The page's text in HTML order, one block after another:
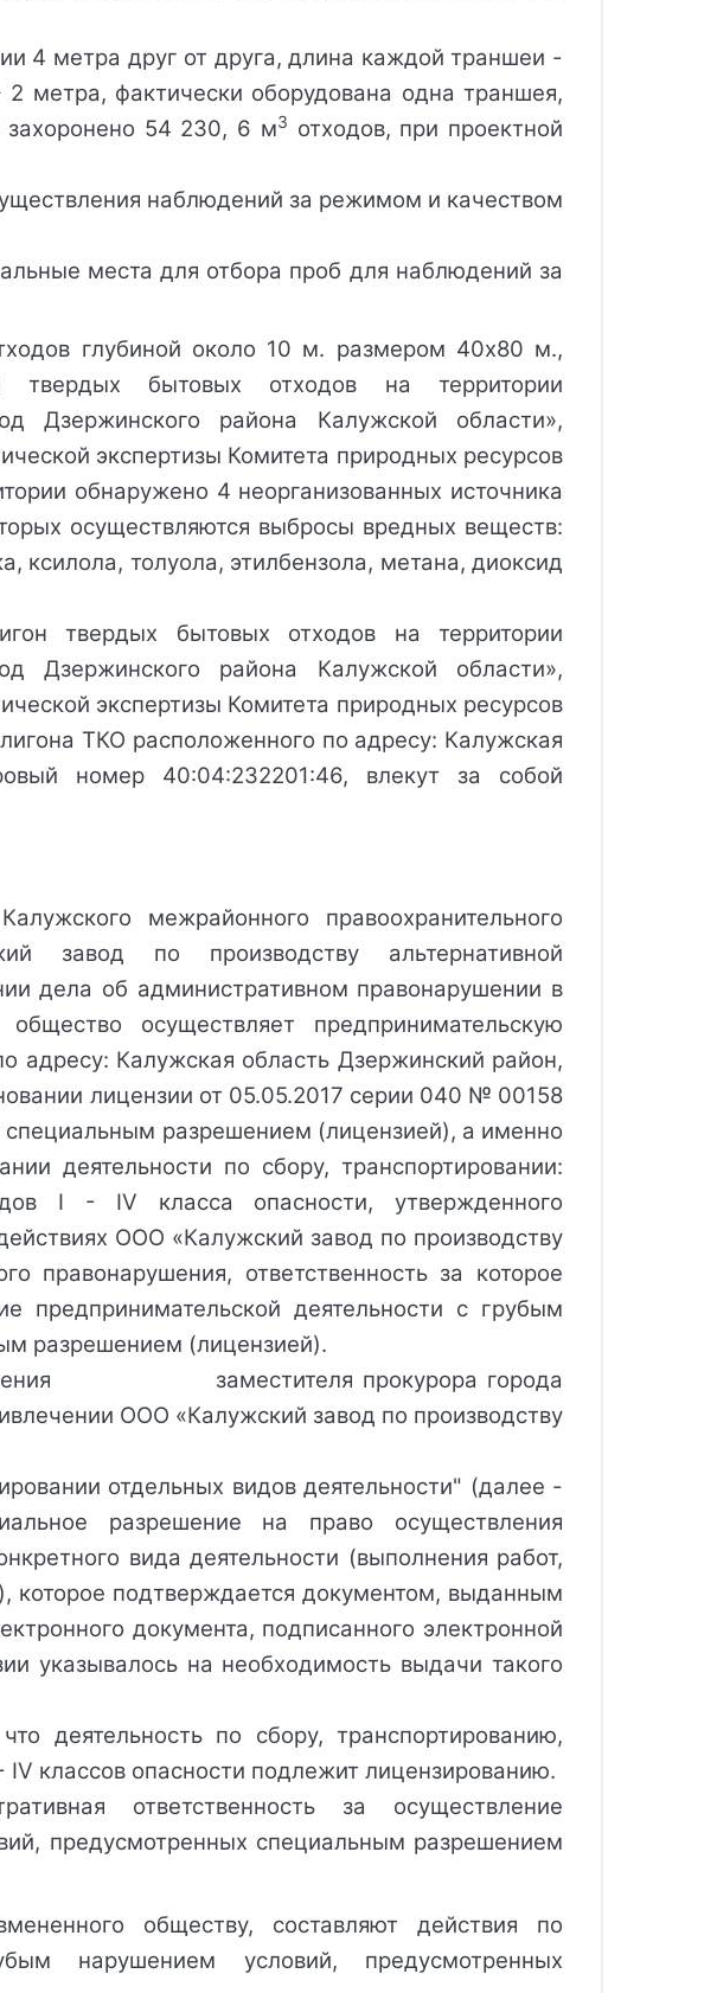
4 метра друг от друга, длина каждой траншеи -
метра, фактически оборудована одна траншея,
захоронено 54 230, 6 м3 отходов, при проектной
наблюдений за режимом и качеством
места для отбора проб для наблюдений за
глубиной около 10 м. размером 40x80 м.,
твердых бытовых отходов на территории
Дзержинского района Калужской области»,
экспертизы Комитета природных ресурсов
обнаружено 4 неорганизованных источника
осуществляются выбросы вредных веществ:
ксилола, толуола, этилбензола, метана, диоксид
твердых бытовых отходов на территории
Дзержинского района Калужской области»,
экспертизы Комитета природных ресурсов
ТКО расположенного по адресу: Калужская
номер 40:04:232201:46, влекут за собой
межрайонного правоохранительного
завод по производству альтернативной
дела об административном правонарушении в
общество осуществляет предпринимательскую
адресу: Калужская область Дзержинский район,
лицензии от 05.05.2017 серии 040 № 00158
разрешением (лицензией), а именно
деятельности по сбору, транспортировании:
I - IV класса опасности, утвержденного
ООО «Калужский завод по производству
правонарушения, ответственность за которое
предпринимательской деятельности с грубым
разрешением (лицензией).
обращения заместителя прокурора города
ООО «Калужский завод по производству
отдельных видов деятельности" (далее -
разрешение на право осуществления
вида деятельности (выполнения работ,
которое подтверждается документом, выданным
документа, подписанного электронной
указывалось на необходимость выдачи такого
деятельность по сбору, транспортированию,
классов опасности подлежит лицензированию.
ответственность за осуществление
предусмотренных специальным разрешением
обществу, составляют действия по
нарушением условий, предусмотренных